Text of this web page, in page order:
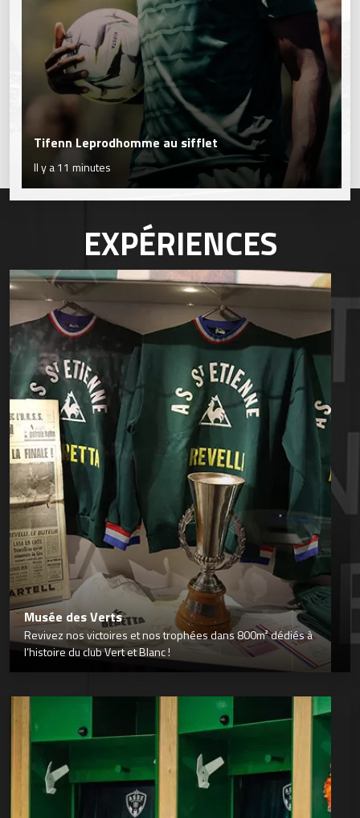
Tifenn Leprodhomme au sifflet
Il y a 11 minutes
EXPÉRIENCES
Musée des Verts
Revivez nos victoires et nos trophées dans 800m² dédiés à
l’histoire du club Vert et Blanc !